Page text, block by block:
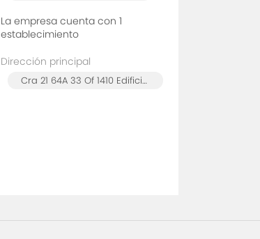
La empresa cuenta con 1
establecimiento
Dirección principal
Cra 21 64A 33 Of 1410 Edificio Capitalia